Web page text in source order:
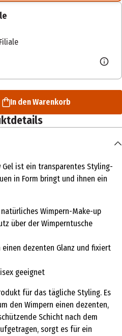
In den Warenkorb
Gel ist ein transparentes Styling-
in Form bringt und ihnen ein
Wimpern-Make-up
über der Wimperntusche
dezenten Glanz und fixiert
geeignet
für das tägliche Styling. Es
den Wimpern einen dezenten,
Schicht nach dem
sorgt es für ein